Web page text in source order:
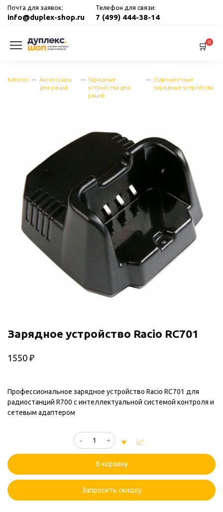
Перейти
Почта для заявок:
info@duplex-shop.ru
Телефон для связи:
7 (499) 444-38-14
0
Каталог
Аксессуары
для раций
Зарядные
устройства для
раций
Одноместные
зарядные устройства
Зарядное устройство Racio RC701
1550 ₽
Профессиональное зарядное устройство Racio RC701 для
радиостанций R700 с интеллектуальной системой контроля и
сетевым адаптером
Количество
товара
устройство
Racio
RC701
В корзину
Запросить скидку